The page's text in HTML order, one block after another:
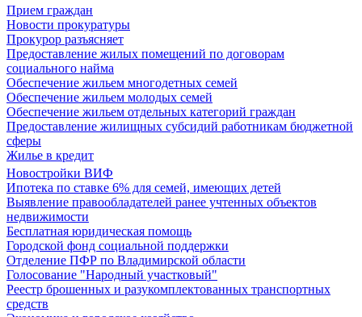
Прием граждан
Новости прокуратуры
Прокурор разъясняет
Предоставление жилых помещений по договорам
социального найма
Обеспечение жильем многодетных семей
Обеспечение жильем молодых семей
Обеспечение жильем отдельных категорий граждан
Предоставление жилищных субсидий работникам бюджетной
сферы
Жилье в кредит
Новостройки ВИФ
Ипотека по ставке 6% для семей, имеющих детей
Выявление правообладателей ранее учтенных объектов
недвижимости
Бесплатная юридическая помощь
Городской фонд социальной поддержки
Отделение ПФР по Владимирской области
Голосование "Народный участковый"
Реестр брошенных и разукомплектованных транспортных
средств